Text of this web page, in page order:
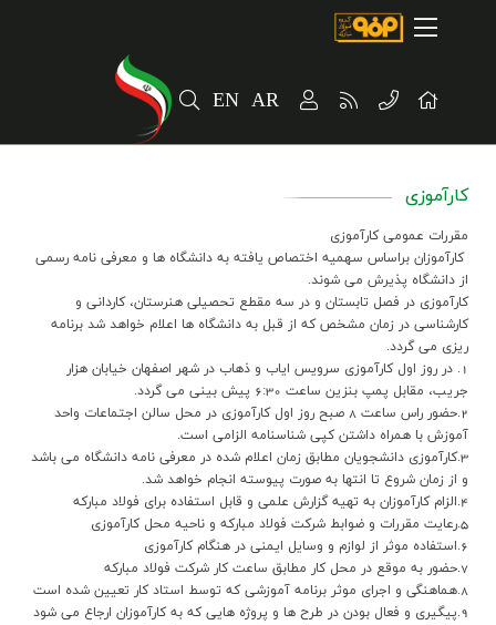
AR
EN
مسیر ماندگار
ارتباطات و توسعه برند سازمانی
مسئولیت های اجتماعی
پروژه های سرمایه گذاری
پایداری
سهامداران
ارتباط با ما
کارآموزی
مقررات عمومی کارآموزی
کارآموزان براساس سهمیه اختصاص یافته به دانشگاه ها و معرفی نامه رسمی
از دانشگاه پذیرش می شوند.
کارآموزی در فصل تابستان و در سه مقطع تحصیلی هنرستان، کاردانی و
کارشناسی در زمان مشخص که از قبل به دانشگاه ها اعلام خواهد شد برنامه
ریزی می گردد.
1. در روز اول کارآموزی سرویس ایاب و ذهاب در شهر اصفهان خیابان هزار
جریب، مقابل پمپ بنزین ساعت 6:30 پیش بینی می گردد.
2.حضور راس ساعت 8 صبح روز اول کارآموزی در محل سالن اجتماعات واحد
آموزش با همراه داشتن کپی شناسنامه الزامی است.
3.کارآموزی دانشجویان مطابق زمان اعلام شده در معرفی نامه دانشگاه می باشد
و از زمان شروع تا انتها به صورت پیوسته انجام خواهد شد.
4.الزام کارآموزان به تهیه گزارش علمی و قابل استفاده برای فولاد مبارکه
5.رعایت مقررات و ضوابط شرکت فولاد مبارکه و ناحیه محل کارآموزی
6.استفاده موثر از لوازم و وسایل ایمنی در هنگام کارآموزی
7.حضور به موقع در محل کار مطابق ساعت کار شرکت فولاد مبارکه
8.هماهنگی و اجرای موثر برنامه آموزشی که توسط استاد کار تعیین شده است
9.پیگیری و فعال بودن در طرح ها و پروژه هایی که به کارآموزان ارجاع می شود